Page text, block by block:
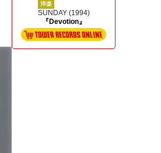
洋楽
SUNDAY (1994)
『Devotion』